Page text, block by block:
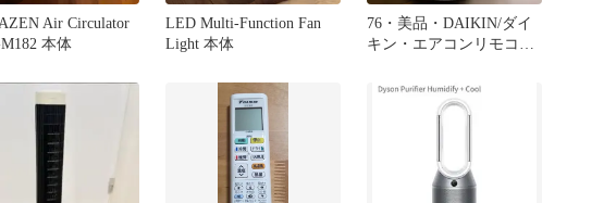
Air Circulator
本体
LED Multi-Function Fan
Light 本体
76・美品・DAIKIN/ダイ
キン・エアコンリモコ